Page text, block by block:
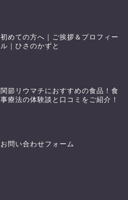
初めての方へ｜ご挨拶＆プロフィー
ル｜ひさのかずと
関節リウマチにおすすめの食品！食
事療法の体験談と口コミをご紹介！
お問い合わせフォーム